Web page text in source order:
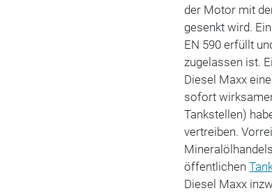
der Motor mit
gesenkt wird.
EN 590 erfüllt
zugelassen ist.
Diesel Maxx
sofort
Tankstellen)
vertreiben.
öffentlichen
Diesel Maxx